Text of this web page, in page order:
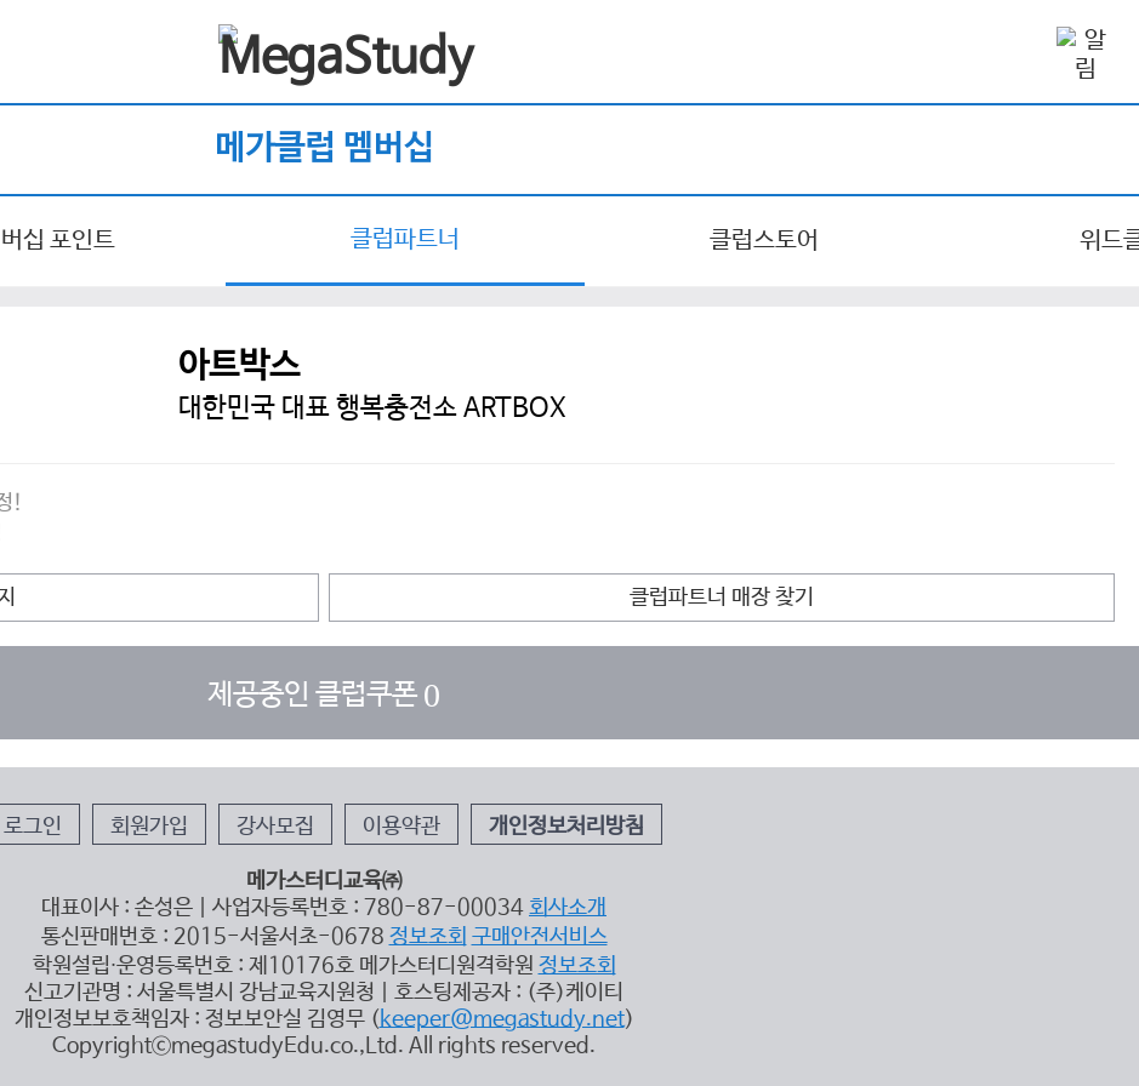
메가클럽 멤버십
십 포인트 클럽파트너 클럽스토어 위드
아트박스
대한민국 대표 행복충전소 ARTBOX
!
클럽파트너 매장 찾기
제공중인 클럽쿠폰 0
로그인 회원가입 강사모집 이용약관 개인정보처리방침
메가스터디교육㈜
대표이사 : 손성은 | 사업자등록번호 : 780-87-00034 회사소개
통신판매번호 : 2015-서울서초-0678 정보조회 구매안전서비스
학원설립∙운영등록번호 : 제10176호 메가스터디원격학원 정보조회
신고기관명 : 서울특별시 강남교육지원청 | 호스팅제공자 : (주)케이티
개인정보보호책임자 : 정보보안실 김영무 ( keeper@megastudy.net)
CopyrightⓒmegastudyEdu.co.,Ltd. All rights reserved.